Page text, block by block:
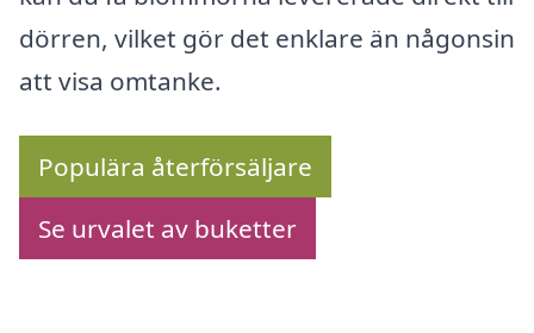
dörren, vilket gör det enklare än någonsin
att visa omtanke.
Populära återförsäljare
Se urvalet av buketter